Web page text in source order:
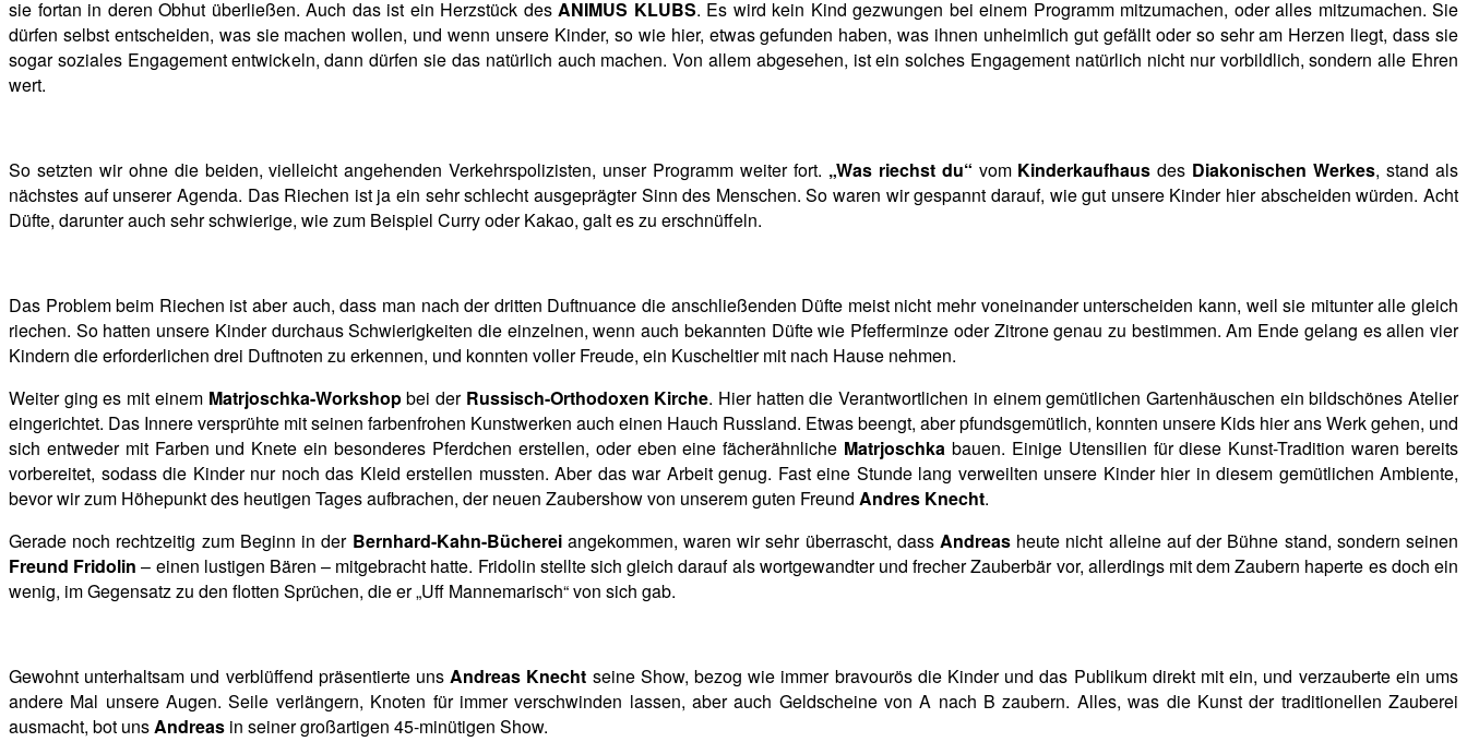
sie fortan in deren Obhut überließen. Auch das ist ein Herzstück des ANIMUS KLUBS. Es wird kein Kind gezwungen bei einem Programm mitzumachen, oder alles mitzumachen. Sie
dürfen selbst entscheiden, was sie machen wollen, und wenn unsere Kinder, so wie hier, etwas gefunden haben, was ihnen unheimlich gut gefällt oder so sehr am Herzen liegt, dass sie
sogar soziales Engagement entwickeln, dann dürfen sie das natürlich auch machen. Von allem abgesehen, ist ein solches Engagement natürlich nicht nur vorbildlich, sondern alle Ehren
wert.
So setzten wir ohne die beiden, vielleicht angehenden Verkehrspolizisten, unser Programm weiter fort. „Was riechst du“ vom Kinderkaufhaus des Diakonischen Werkes, stand als
nächstes auf unserer Agenda. Das Riechen ist ja ein sehr schlecht ausgeprägter Sinn des Menschen. So waren wir gespannt darauf, wie gut unsere Kinder hier abscheiden würden. Acht
Düfte, darunter auch sehr schwierige, wie zum Beispiel Curry oder Kakao, galt es zu erschnüffeln.
Das Problem beim Riechen ist aber auch, dass man nach der dritten Duftnuance die anschließenden Düfte meist nicht mehr voneinander unterscheiden kann, weil sie mitunter alle gleich
riechen. So hatten unsere Kinder durchaus Schwierigkeiten die einzelnen, wenn auch bekannten Düfte wie Pfefferminze oder Zitrone genau zu bestimmen. Am Ende gelang es allen vier
Kindern die erforderlichen drei Duftnoten zu erkennen, und konnten voller Freude, ein Kuscheltier mit nach Hause nehmen.
Weiter ging es mit einem Matrjoschka-Workshopbei der Russisch-Orthodoxen Kirche. Hier hatten die Verantwortlichen in einem gemütlichen Gartenhäuschen ein bildschönes Atelier
eingerichtet. Das Innere versprühte mit seinen farbenfrohen Kunstwerken auch einen Hauch Russland. Etwas beengt, aber pfundsgemütlich, konnten unsere Kids hier ans Werk gehen, und
sich entweder mit Farben und Knete ein besonderes Pferdchen erstellen, oder eben eine fächerähnliche Matrjoschka bauen. Einige Utensilien für diese Kunst-Tradition waren bereits
vorbereitet, sodass die Kinder nur noch das Kleid erstellen mussten. Aber das war Arbeit genug. Fast eine Stunde lang verweilten unsere Kinder hier in diesem gemütlichen Ambiente,
bevor wir zum Höhepunkt des heutigen Tages aufbrachen, der neuen Zaubershow von unserem guten Freund Andres Knecht.
Gerade noch rechtzeitig zum Beginn in der Bernhard-Kahn-Büchereiangekommen, waren wir sehr überrascht, dassAndreas heute nicht alleine auf der Bühne stand, sondern seinen
Freund Fridolin – einen lustigen Bären – mitgebracht hatte. Fridolin stellte sich gleich darauf als wortgewandter und frecher Zauberbär vor, allerdings mit dem Zaubern haperte es doch ein
wenig, im Gegensatz zu den flotten Sprüchen, die er „Uff Mannemarisch“ von sich gab.
Gewohnt unterhaltsam und verblüffend präsentierte unsAndreas Knecht seine Show, bezog wie immer bravourös die Kinder und das Publikum direkt mit ein, und verzauberte ein ums
andere Mal unsere Augen. Seile verlängern, Knoten für immer verschwinden lassen, aber auch Geldscheine von A nach B zaubern. Alles, was die Kunst der traditionellen Zauberei
ausmacht, bot unsAndreas in seiner großartigen 45-minütigen Show.